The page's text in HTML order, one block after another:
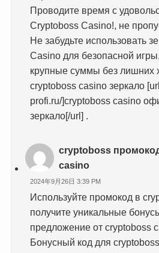
Проводите время с
Cryptoboss Casino!, не
Не забудьте использовать
Casino для безопасной
крупные суммы без лишних
cryptoboss casino зеркало
profi.ru/]cryptoboss casino
зеркало[/url] .
cryptoboss
casino
2024年9月26日 3:39 PM
Используйте промокод в
получите уникальные
предложение от cryptoboss
Бонусный код для